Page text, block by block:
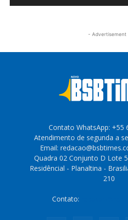
- Advertisement
Contato WhatsApp: +55
Atendimento de segunda a
Email:
Quadra 02 Conjunto D Lote
Residêncial - Planaltina -
210
Contato: